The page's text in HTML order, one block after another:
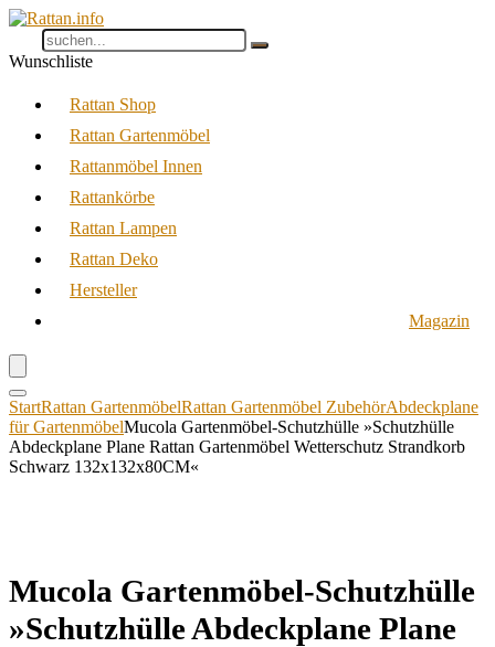
Wunschliste
Rattan Shop
Rattan Gartenmöbel
Rattanmöbel Innen
Rattankörbe
Rattan Lampen
Rattan Deko
Hersteller
Magazin
StartRattan GartenmöbelRattan Gartenmöbel ZubehörAbdeckplane
für GartenmöbelMucola Gartenmöbel-Schutzhülle »Schutzhülle
Abdeckplane Plane Rattan Gartenmöbel Wetterschutz Strandkorb
Schwarz 132x132x80CM«
Mucola Gartenmöbel-Schutzhülle
»Schutzhülle Abdeckplane Plane